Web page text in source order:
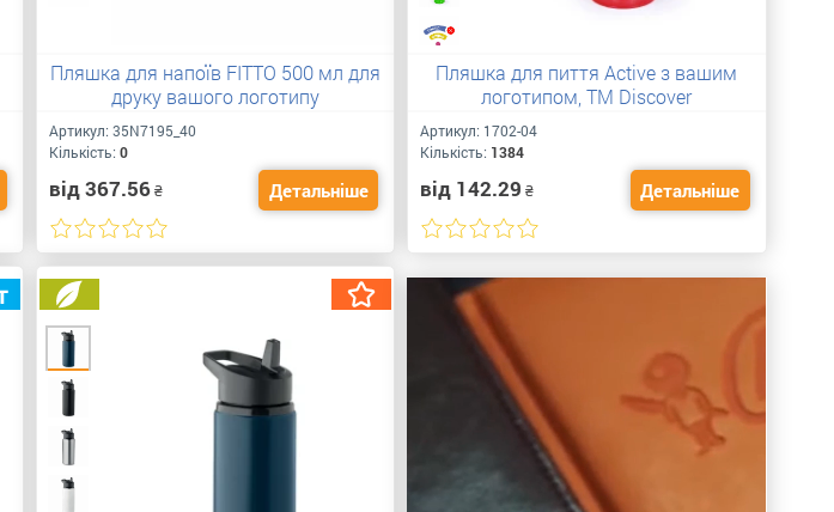
Пляшка для напоїв FITTO 500 мл для
друку вашого логотипу
Артикул:35N7195_40
Кількість:0
від 367.56₴ Детальніше
Пляшка для пиття Active з вашим
логотипом, ТМ Discover
Артикул: 1702-04
Кількість: 1384
від 142.29 ₴ Детальніше